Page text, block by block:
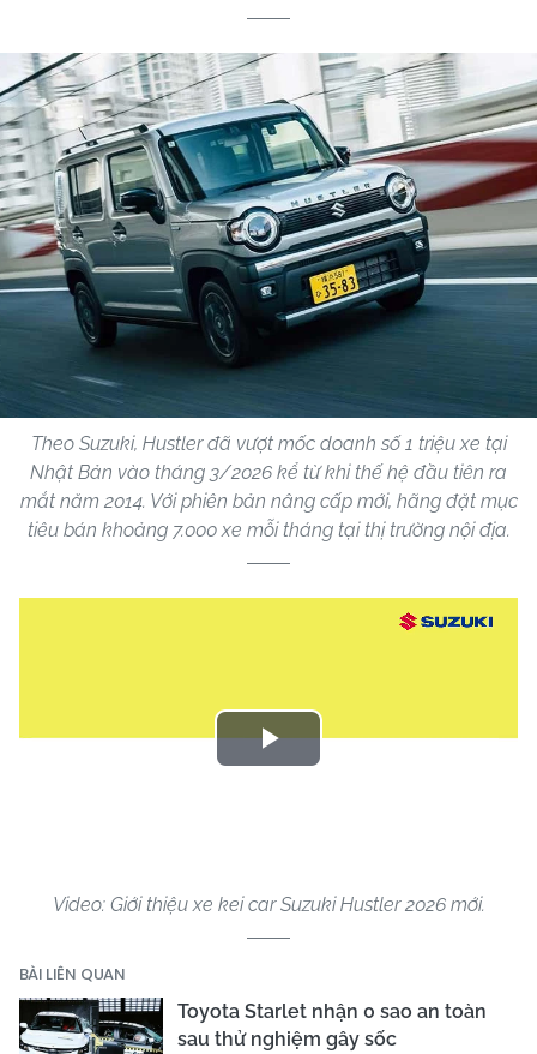
Theo Suzuki, Hustler đã vượt mốc doanh số 1 triệu xe tại
Nhật Bản vào tháng 3/2026 kể từ khi thế hệ đầu tiên ra
mắt năm 2014. Với phiên bản nâng cấp mới, hãng đặt mục
tiêu bán khoảng 7.000 xe mỗi tháng tại thị trường nội địa.
Play
Video: Giới thiệu xe kei car Suzuki Hustler 2026 mới.
BÀI LIÊN QUAN
Toyota Starlet nhận 0 sao an toàn
sau thử nghiệm gây sốc